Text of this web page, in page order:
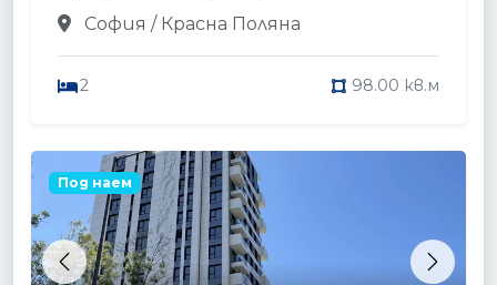
София / Красна Поляна
2 98.00 кв.м
Previous Next
Под наем